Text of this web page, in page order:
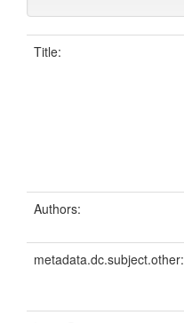
Title:
Authors:
metadata.dc.subject.other: